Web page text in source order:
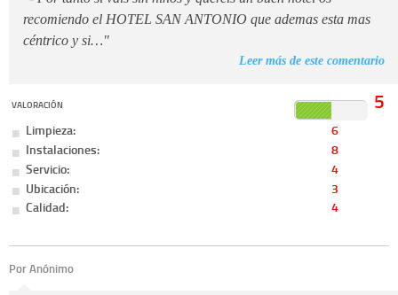
recomiendo el HOTEL SAN ANTONIO que ademas esta mas
céntrico y si…"
Leer más de este comentario
VALORACIÓN 5
Limpieza:
6
Instalaciones:
8
Servicio:
4
Ubicación:
3
Calidad:
4
Por Anónimo